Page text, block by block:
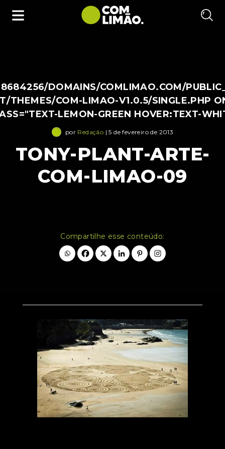
DOMAINS/COMLIMAO.COM/
THEMES/COM-LIMAO-V1.0.5/SINGLE.PHP
LEMON-GREEN HOVER:TEXT-
por Redação | 5 de fevereiro de 2013
TONY-PLANT-ARTE-
COM-LIMAO-09
Compartilhe esse conteúdo: